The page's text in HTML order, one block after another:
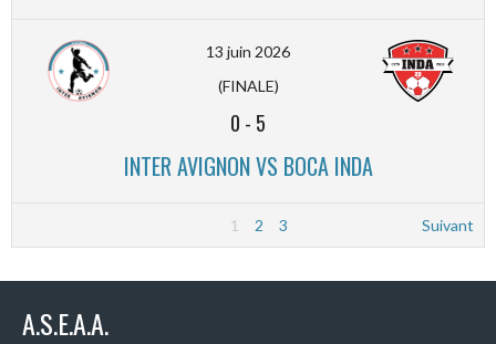
13 juin 2026
(FINALE)
0 - 5
INTER AVIGNON VS BOCA INDA
1 2 3 Suivant
A.S.E.A.A.